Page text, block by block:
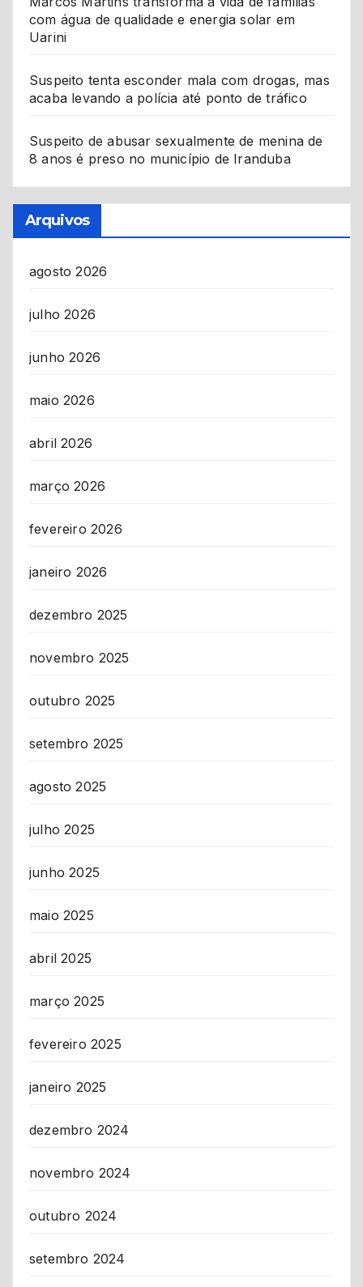
com água de qualidade e energia solar em
Uarini
Suspeito tenta esconder mala com drogas, mas
acaba levando a polícia até ponto de tráfico
Suspeito de abusar sexualmente de menina de
8 anos é preso no município de Iranduba
Arquivos
agosto 2026
julho 2026
junho 2026
maio 2026
abril 2026
março 2026
fevereiro 2026
janeiro 2026
dezembro 2025
novembro 2025
outubro 2025
setembro 2025
agosto 2025
julho 2025
junho 2025
maio 2025
abril 2025
março 2025
fevereiro 2025
janeiro 2025
dezembro 2024
novembro 2024
outubro 2024
setembro 2024